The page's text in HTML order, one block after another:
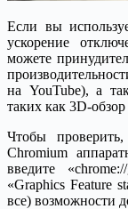
Если вы
ускорение
можете
на YouTube), а
таких как 3D-
Чтобы
Chromium
введите
«Graphics Feature
все) возможности